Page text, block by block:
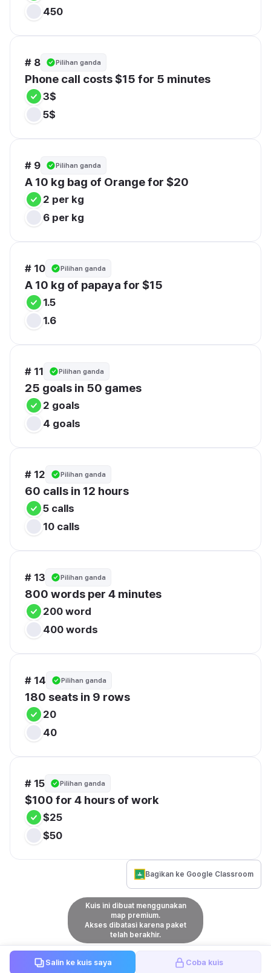
450
# 8 Pilihan ganda
Phone call costs $15 for 5 minutes
3$
5$
# 9 Pilihan ganda
A 10 kg bag of Orange for $20
2 per kg
6 per kg
# 10 Pilihan ganda
A 10 kg of papaya for $15
1.5
1.6
# 11 Pilihan ganda
25 goals in 50 games
2 goals
4 goals
# 12 Pilihan ganda
60 calls in 12 hours
5 calls
10 calls
# 13 Pilihan ganda
800 words per 4 minutes
200 word
400 words
# 14 Pilihan ganda
180 seats in 9 rows
20
40
# 15 Pilihan ganda
$100 for 4 hours of work
$25
$50
Bagikan ke Google Classroom
Kuis ini dibuat menggunakan
map premium.
Akses dibatasi karena paket
telah berakhir.
Salin ke kuis saya Coba kuis